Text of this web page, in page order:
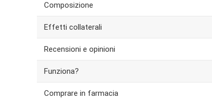
Composizione
Effetti collaterali
Recensioni e opinioni
Funziona?
Comprare in farmacia